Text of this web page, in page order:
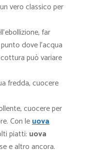
vero classico per
far
dove l’acqua
può variare
fredda, cuocere
cuocere per
Con leuova
piatti: uova
e altro ancora.